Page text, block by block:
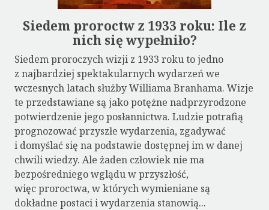
Siedem proroctw z 1933 roku: Ile z
nich się wypełniło?
Siedem proroczych wizji z 1933 roku to jedno
z najbardziej spektakularnych wydarzeń we
wczesnych latach służby Williama Branhama. Wizje
te przedstawiane są jako potężne nadprzyrodzone
potwierdzenie jego posłannictwa. Ludzie potrafią
prognozować przyszłe wydarzenia, zgadywać
i domyślać się na podstawie dostępnej im w danej
chwili wiedzy. Ale żaden człowiek nie ma
bezpośredniego wglądu w przyszłość,
więc proroctwa, w których wymieniane są
dokładne postaci i wydarzenia stanowią...